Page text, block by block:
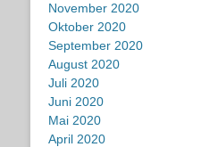
November 2020
Oktober 2020
September 2020
August 2020
Juli 2020
Juni 2020
Mai 2020
April 2020